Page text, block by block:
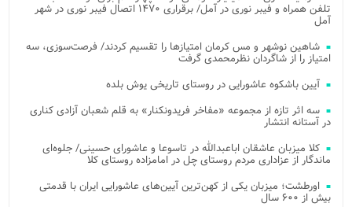
تلفن همراه و فیبر نوری در آمل/ برقراری ۱۴۷۰ اتصال فیبر نوری در شهر
آمل
شاهین نوشهر و مس کرمان امتیازها را تقسیم کردند/ فرصت‌سوزی، سه
امتیاز را از شاگردان نظرمحمدی گرفت
آیین باشکوه عاشورایی در روستای تاریخی یوش بلده
سه اثر تازه از مجموعه «مفاخر فریدونکنار» به قلم شعبان آزادی کناری
در آستانه انتشار
کلا میزبان عاشقان اباعبدالله در تاسوعا و عاشورای حسینی/ جلوه‌ای
ماندگار از عزاداری مردم روستای چل در امامزاده روستای کلا
اورطشت؛ میزبان یکی از کهن‌ترین آیین‌های عاشورایی ایران با قدمتی
بیش از ۶۰۰ سال